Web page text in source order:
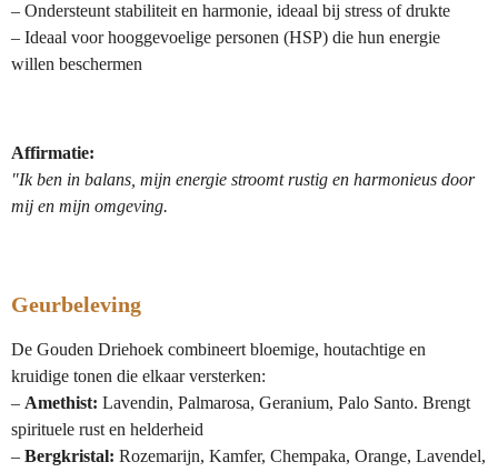
– Ondersteunt stabiliteit en harmonie, ideaal bij stress of drukte
– Ideaal voor hooggevoelige personen (HSP) die hun energie
willen beschermen
Affirmatie:
"Ik ben in balans, mijn energie stroomt rustig en harmonieus door
mij en mijn omgeving.
Geurbeleving
De Gouden Driehoek combineert bloemige, houtachtige en
kruidige tonen die elkaar versterken:
– Amethist: Lavendin, Palmarosa, Geranium, Palo Santo. Brengt
spirituele rust en helderheid
– Bergkristal: Rozemarijn, Kamfer, Chempaka, Orange, Lavendel,